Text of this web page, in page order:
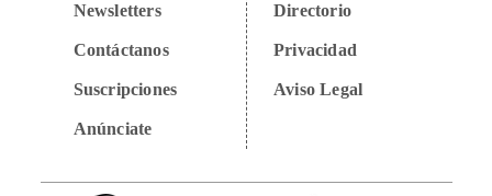
Newsletters
Contáctanos
Suscripciones
Anúnciate
Directorio
Privacidad
Aviso Legal